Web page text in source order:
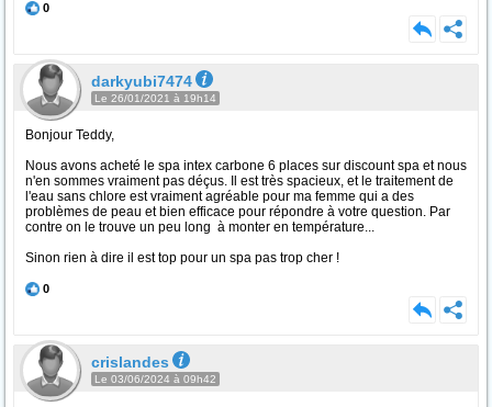
0
darkyubi7474
Le 26/01/2021 à 19h14
Bonjour Teddy,
Nous avons acheté le spa intex carbone 6 places sur discount spa et nous
n'en sommes vraiment pas déçus. Il est très spacieux, et le traitement de
l'eau sans chlore est vraiment agréable pour ma femme qui a des
problèmes de peau et bien efficace pour répondre à votre question. Par
contre on le trouve un peu long à monter en température...
Sinon rien à dire il est top pour un spa pas trop cher !
0
crislandes
Le 03/06/2024 à 09h42